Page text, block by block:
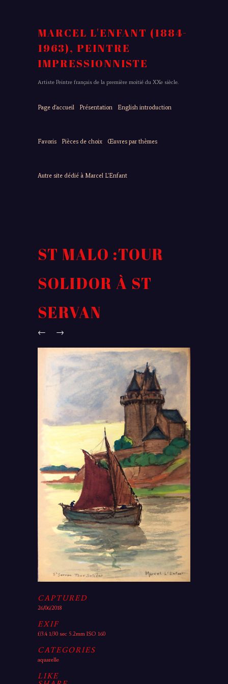
MARCEL L'ENFANT (1884-
1963), PEINTRE
IMPRESSIONNISTE
Artiste Peintre français de la première moitié du XXe siècle.
Page d'accueil Présentation English introduction
Favoris Pièces de choix Œuvres par thèmes
Autre site dédié à Marcel L'Enfant
ST MALO :TOUR
SOLIDOR À ST
SERVAN
← →
CAPTURED
26/06/2018
EXIF
f/3.4 1/30 sec 5.2mm ISO 160
CATEGORIES
aquarelle
LIKE